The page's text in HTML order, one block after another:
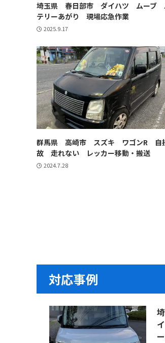
埼玉県 春日部市 ダイハツ ムーブ
テリーあがり 現場応急作業
2025.9.17
群馬県 高崎市 スズキ ワゴンR 自
故 走れない レッカー移動・搬送
2024.7.28
対応事例